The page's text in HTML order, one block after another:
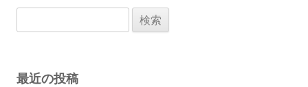
ョ
索:
最近の投稿